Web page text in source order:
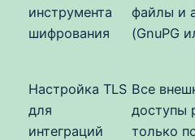
инструмента
шифрования
файлы и
(GnuPG
Настройка TLS
для
интеграций
Все
доступы
только